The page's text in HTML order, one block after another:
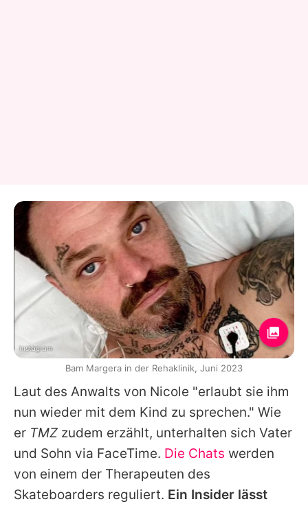
Laut des Anwalts von Nicole "erlaubt sie ihm
nun wieder mit dem Kind zu sprechen." Wie
er TMZ zudem erzählt, unterhalten sich Vater
und Sohn via FaceTime. Die Chats werden
von einem der Therapeuten des
Skateboarders reguliert. Ein Insider lässt
Instagram
Bam Margera in der Rehaklinik, Juni 2023